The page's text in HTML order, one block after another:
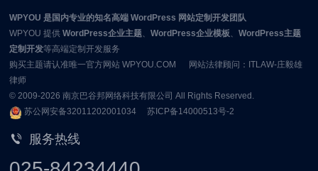
WPYOU 是国内专业的知名高端 WordPress 网站定制开发团队
WPYOU 提供WordPress企业主题、WordPress企业模板、WordPress主题
定制开发等高端定制开发服务
购买主题请认准唯一官方网站 WPYOU.COM 网站法律顾问：ITLAW-庄毅雄
律师
© 2009-2026南京巴谷邦网络科技有限公司 All Rights Reserved.
苏公网安备32011202001034
苏ICP备14000513号-2
服务热线